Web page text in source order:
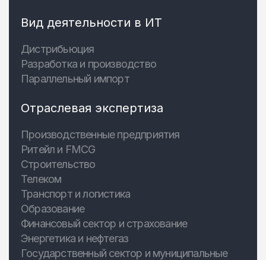
Вид деятельности в ИТ
Дистрибьюция
Разработка и производство
Параллельный импорт
Отраслевая экспертиза
Производственные предприятия
Ритейл и FMCG
Строительство
Телеком
Транспорт и логистика
Образование
Финансовый сектор и страхование
Энергетика и нефтегаз
Государственный сектор и муниципальные